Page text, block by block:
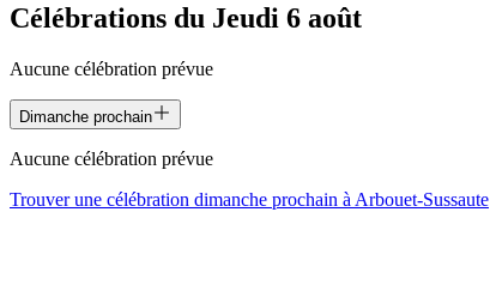
Célébrations du Jeudi 6 août
Aucune célébration prévue
Dimanche prochain
Aucune célébration prévue
Trouver une célébration dimanche prochain à Arbouet-Sussaute